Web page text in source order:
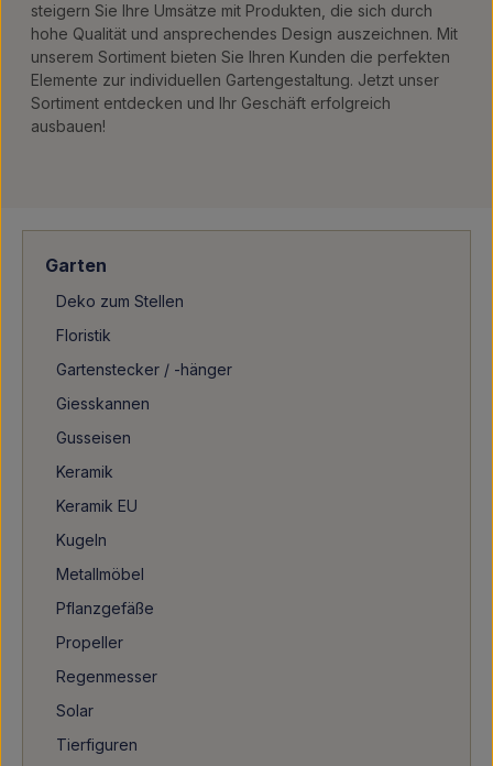
steigern Sie Ihre Umsätze mit Produkten, die sich durch
hohe Qualität und ansprechendes Design auszeichnen. Mit
unserem Sortiment bieten Sie Ihren Kunden die perfekten
Elemente zur individuellen Gartengestaltung. Jetzt unser
Sortiment entdecken und Ihr Geschäft erfolgreich
ausbauen!
Garten
Deko zum Stellen
Floristik
Gartenstecker / -hänger
Giesskannen
Gusseisen
Keramik
Keramik EU
Kugeln
Metallmöbel
Pflanzgefäße
Propeller
Regenmesser
Solar
Tierfiguren